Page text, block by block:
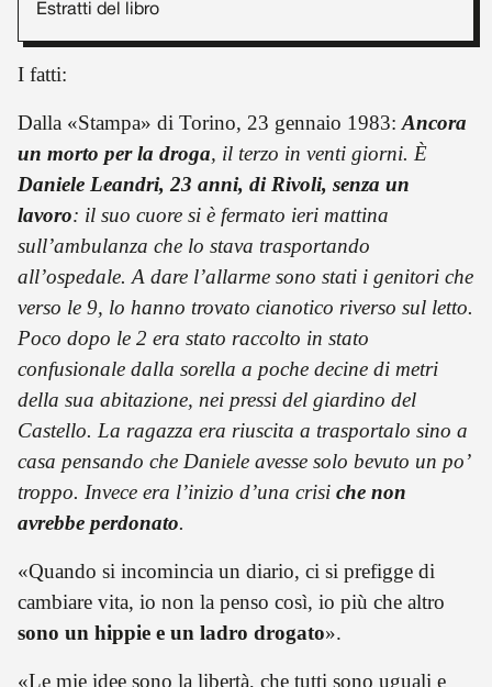
Estratti del libro
I fatti:
Dalla «Stampa» di Torino, 23 gennaio 1983: Ancora
un morto per la droga, il terzo in venti giorni. È
Daniele Leandri, 23 anni, di Rivoli, senza un
lavoro: il suo cuore si è fermato ieri mattina
sull’ambulanza che lo stava trasportando
all’ospedale. A dare l’allarme sono stati i genitori che
verso le 9, lo hanno trovato cianotico riverso sul letto.
Poco dopo le 2 era stato raccolto in stato
confusionale dalla sorella a poche decine di metri
della sua abitazione, nei pressi del giardino del
Castello. La ragazza era riuscita a trasportalo sino a
casa pensando che Daniele avesse solo bevuto un po’
troppo. Invece era l’inizio d’una crisi che non
avrebbe perdonato.
«Quando si incomincia un diario, ci si prefigge di
cambiare vita, io non la penso così, io più che altro
sono un hippie e un ladro drogato».
«Le mie idee sono la libertà, che tutti sono uguali e